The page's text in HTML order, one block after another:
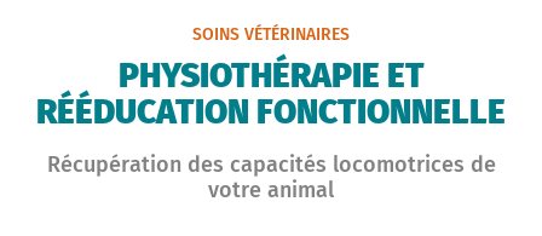
SOINS VÉTÉRINAIRES
PHYSIOTHÉRAPIE ET
RÉÉDUCATION FONCTIONNELLE
Récupération des capacités locomotrices de
votre animal